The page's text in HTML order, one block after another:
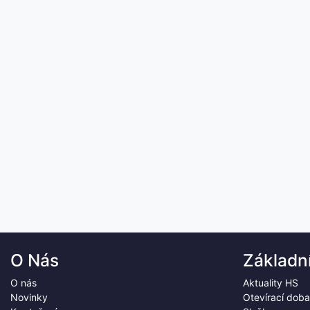
O Nás
O nás
Novinky
Aktuality HS
Otevírací doba